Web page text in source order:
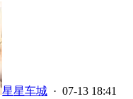
星星车城 · 07-13 18:41